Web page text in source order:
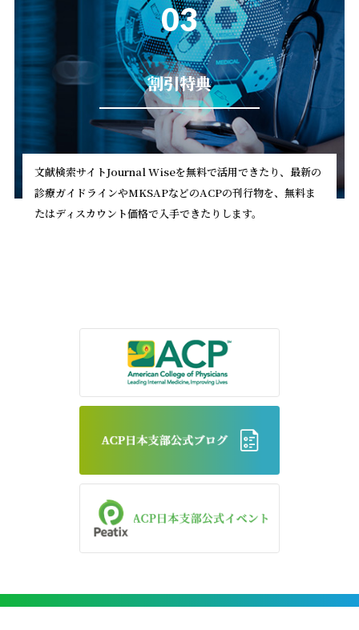
03
割引特典
文献検索サイトJournal Wiseを無料で活用できたり、最新の
診療ガイドラインやMKSAPなどのACPの刊行物を、無料ま
たはディスカウント価格で入手できたりします。